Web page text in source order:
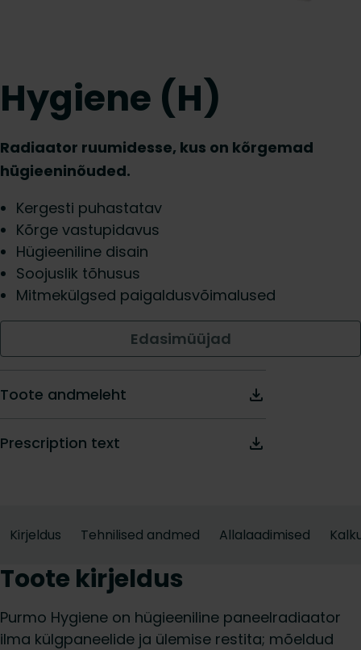
Hygiene (H)
Radiaator ruumidesse, kus on kõrgemad
hügieeninõuded.
Kergesti puhastatav
Kõrge vastupidavus
Hügieeniline disain
Soojuslik tõhusus
Mitmekülgsed paigaldusvõimalused
Edasimüüjad
Toote andmeleht
Prescription text
Kirjeldus Tehnilised andmed Allalaadimised
Toote kirjeldus
Purmo Hygiene on hügieeniline paneelradiaator
ilma külgpaneelide ja ülemise restita; mõeldud